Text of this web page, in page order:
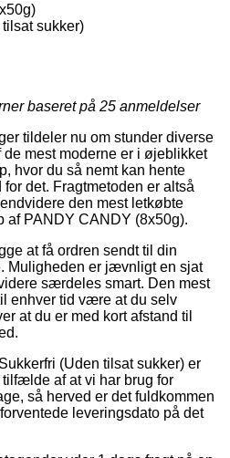
sukker)
baseret på 25 anmeldelser
tildeler nu om stunder diverse
mest moderne er i øjeblikket
hvor du så nemt kan hente
det. Fragtmetoden er altså
den mest letkøbte
af PANDY CANDY (8x50g).
at få ordren sendt til din
Muligheden er jævnligt en sjat
særdeles smart. Den mest
enhver tid være at du selv
at du er med kort afstand til
(Uden tilsat sukker) er
af at vi har brug for
så herved er det fuldkommen
leveringsdato på det